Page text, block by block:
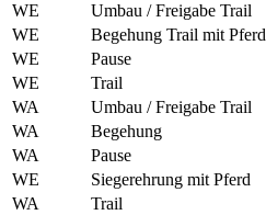
WE
Umbau / Freigabe Trail
WE
Begehung Trail mit Pferd
WE
Pause
WE
Trail
WA
Umbau / Freigabe Trail
WA
Begehung
WA
Pause
WE
Siegerehrung mit Pferd
WA
Trail